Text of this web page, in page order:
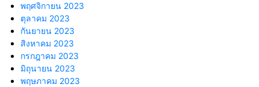
พฤศจิกายน 2023
ตุลาคม 2023
กันยายน 2023
สิงหาคม 2023
กรกฎาคม 2023
มิถุนายน 2023
พฤษภาคม 2023